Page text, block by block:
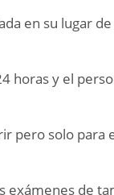
en su lugar
y el
pero solo para
exámenes de